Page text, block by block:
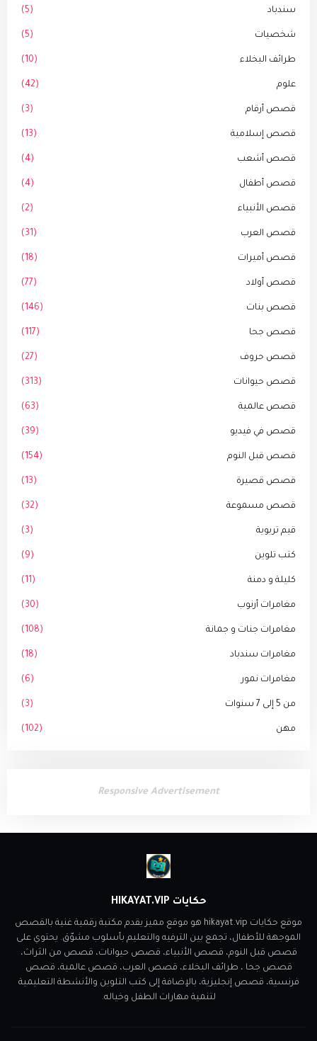
سندباد (5)
شخصيات (5)
طرائف البخلاء (10)
علوم (42)
قصص أرقام (3)
قصص إسلامية (13)
قصص أشعب (4)
قصص أطفال (4)
قصص الأنبياء (2)
قصص العرب (31)
قصص أميرات (18)
قصص أولاد (77)
قصص بنات (146)
قصص جحا (117)
قصص حروف (27)
قصص حيوانات (313)
قصص عالمية (63)
قصص في فيديو (39)
قصص قبل النوم (154)
قصص قصيرة (13)
قصص مسموعة (32)
قيم تربوية (3)
كتب تلوين (9)
كليلة و دمنة (11)
مغامرات أرنوب (30)
مغامرات جنات و جمانة (108)
مغامرات سندباد (18)
مغامرات نمور (6)
من 5 إلى 7 سنوات (3)
مهن (102)
Responsive Advertisement
حكايات HIKAYAT.VIP
موقع حكايات hikayat.vip هو موقع مميز يقدم مكتبة رقمية غنية بالقصص
الموجهة للأطفال، تجمع بين الترفيه والتعليم بأسلوب مشوّق. يحتوي على
قصص قبل النوم، قصص الأنبياء، قصص حيوانات، قصص من الثراث،
قصص جحا ، طرائف البخلاء، قصص العرب، قصص عالمية، قصص
فرنسية، قصص إنجليزية، بالإضافة إلى كتب التلوين والأنشطة التعليمية
لتنمية مهارات الطفل وخياله.